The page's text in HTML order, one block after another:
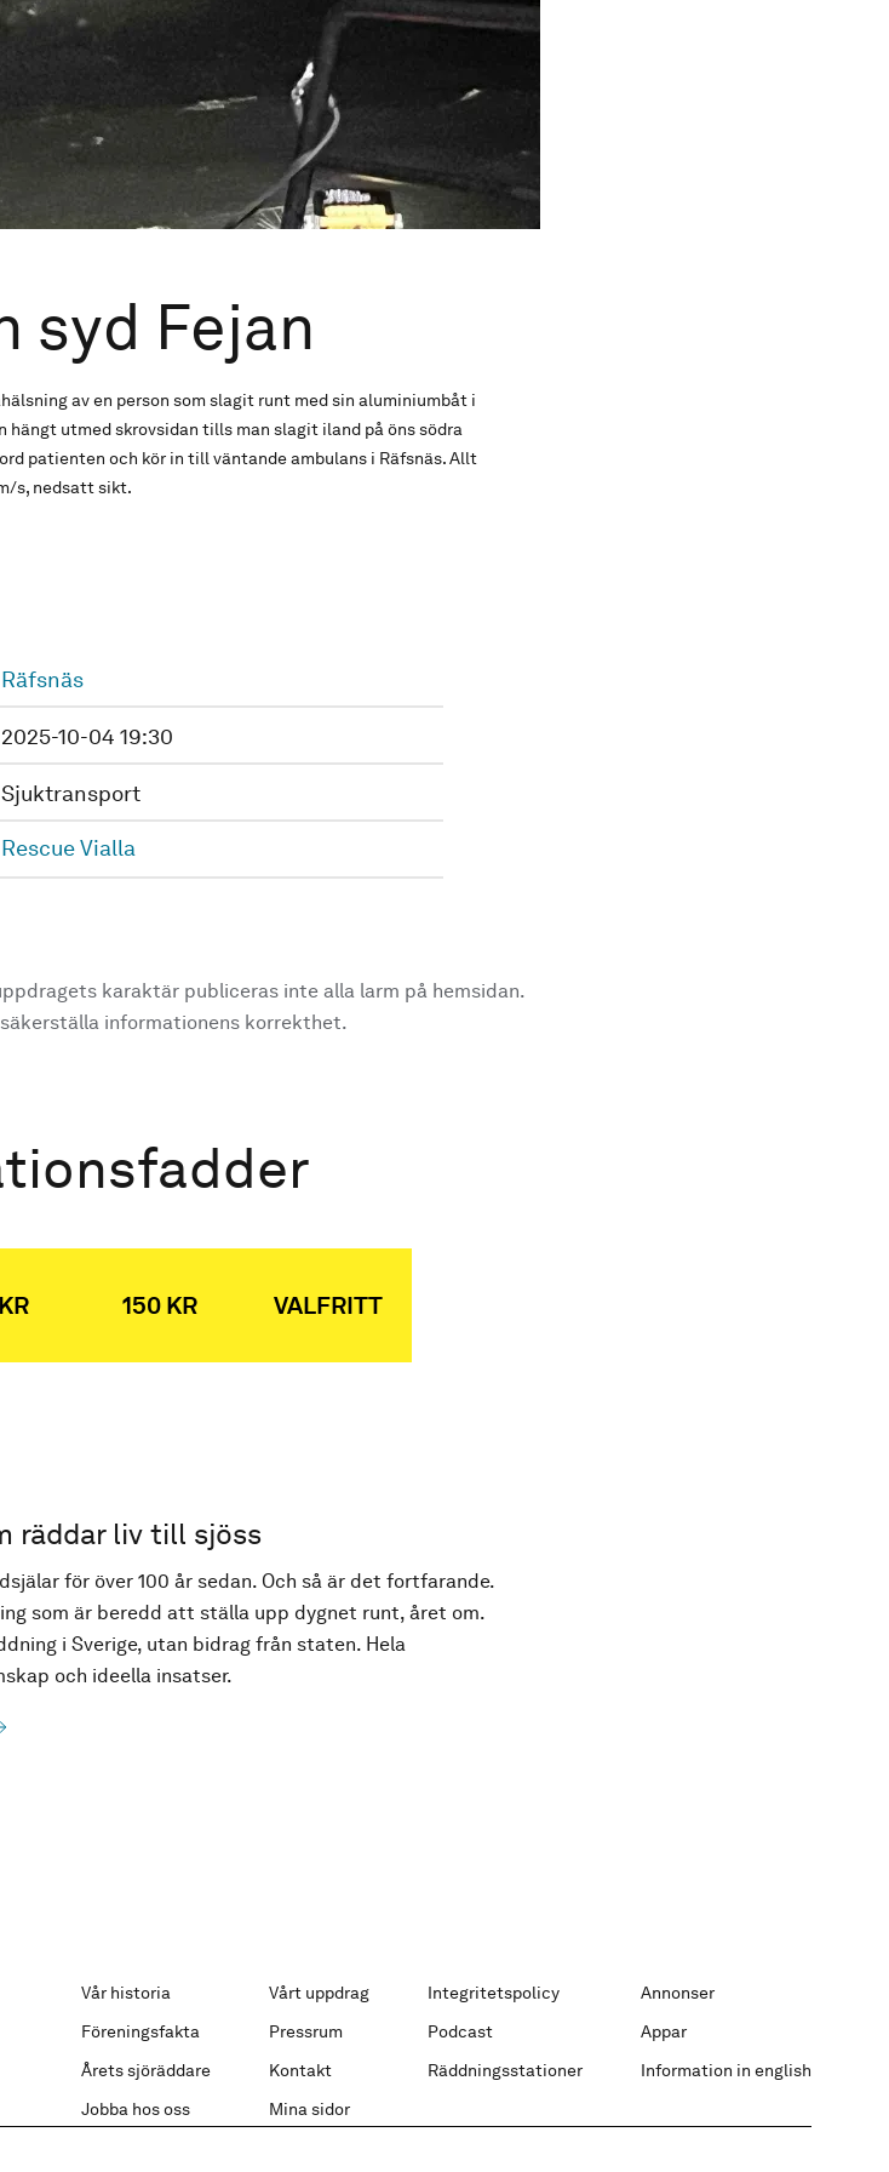
syd Fejan
av en person som slagit runt med sin aluminiumbåt i
hängt utmed skrovsidan tills man slagit iland på öns södra
patienten och kör in till väntande ambulans i Räfsnäs. Allt
s, nedsatt sikt.
Räfsnäs
2025-10-04 19:30
Sjuktransport
Rescue Vialla
karaktär publiceras inte alla larm på hemsidan.
informationens korrekthet.
150 KR VALFRITT
räddar liv till sjöss
för över 100 år sedan. Och så är det fortfarande.
som är beredd att ställa upp dygnet runt, året om.
i Sverige, utan bidrag från staten. Hela
och ideella insatser.
Vår historia Vårt uppdrag Integritetspolicy
Annonser
Föreningsfakta
Pressrum Podcast
Appar
Årets sjöräddare
Kontakt Räddningsstationer
Information in english
Jobba hos oss
Mina sidor